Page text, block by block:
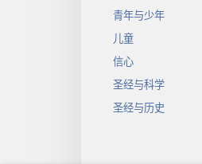
青年与少年
儿童
信心
圣经与科学
圣经与历史